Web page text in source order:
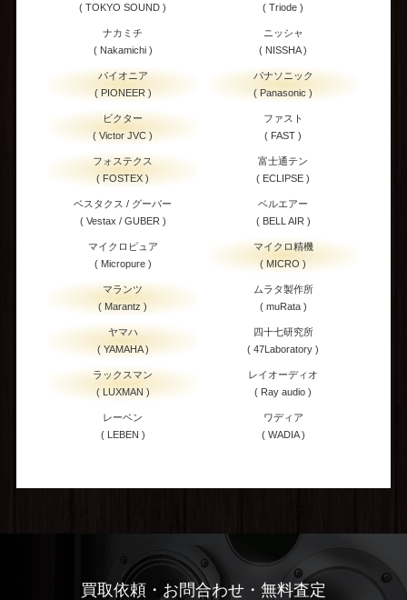
( TOKYO SOUND )
( Triode )
ナカミチ
( Nakamichi )
ニッシャ
( NISSHA )
パイオニア
( PIONEER )
パナソニック
( Panasonic )
ビクター
( Victor JVC )
ファスト
( FAST )
フォステクス
( FOSTEX )
富士通テン
( ECLIPSE )
ベスタクス / グーバー
( Vestax / GUBER )
ベルエアー
( BELL AIR )
マイクロピュア
( Micropure )
マイクロ精機
( MICRO )
マランツ
( Marantz )
ムラタ製作所
( muRata )
ヤマハ
( YAMAHA )
四十七研究所
( 47Laboratory )
ラックスマン
( LUXMAN )
レイオーディオ
( Ray audio )
レーベン
( LEBEN )
ワディア
( WADIA )
買取依頼・お問合わせ・無料査定